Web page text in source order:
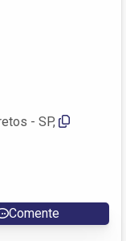
- SP,
Comente